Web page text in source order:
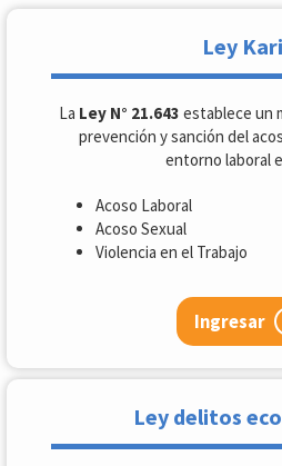
Ley
La Ley N° 21.643 establece un
prevención y sanción del
entorno laboral
Acoso Laboral
Acoso Sexual
Violencia en el Trabajo
Ingresar
Ley delitos